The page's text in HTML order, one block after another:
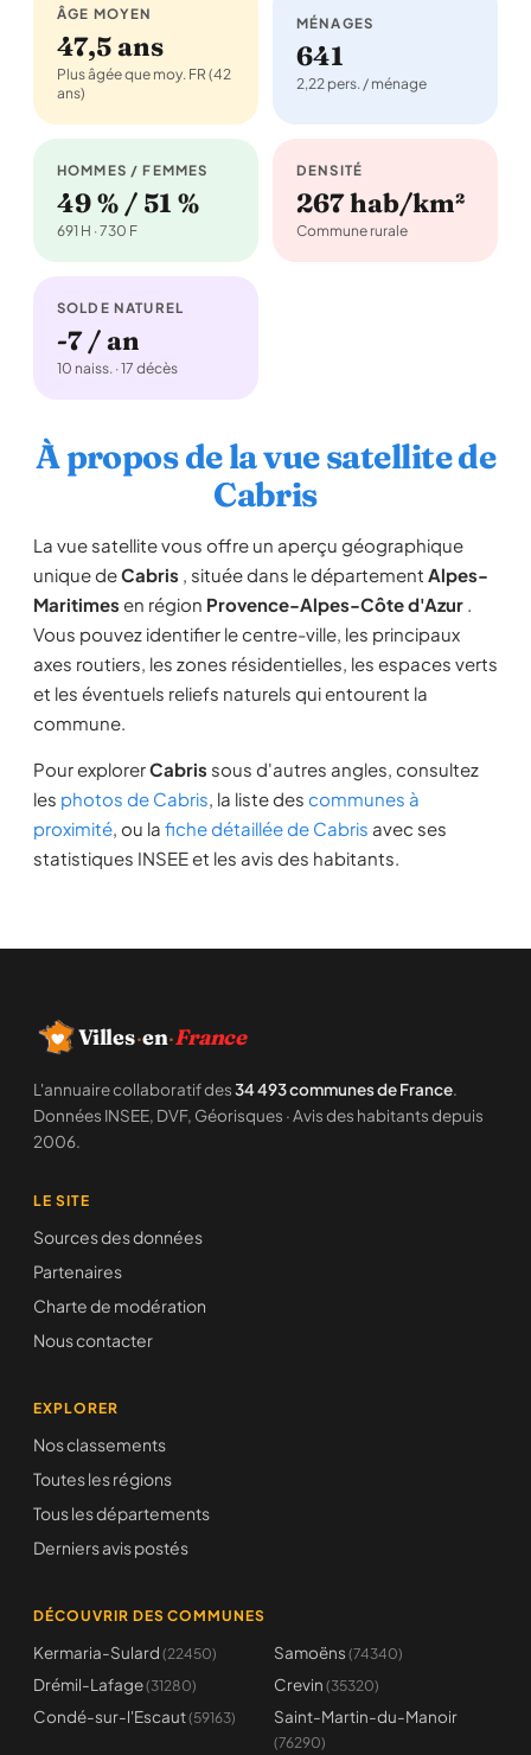
ÂGE MOYEN
47,5 ans
Plus âgée que moy. FR (42
ans)
MÉNAGES
641
2,22 pers. / ménage
HOMMES / FEMMES
49 % / 51 %
691 H · 730 F
DENSITÉ
267 hab/km²
Commune rurale
SOLDE NATUREL
-7 / an
10 naiss. · 17 décès
À propos de la vue satellite de
Cabris
La vue satellite vous offre un aperçu géographique
unique deCabris , située dans le département Alpes-
Maritimes en région Provence-Alpes-Côte d'Azur .
Vous pouvez identifier le centre-ville, les principaux
axes routiers, les zones résidentielles, les espaces verts
et les éventuels reliefs naturels qui entourent la
commune.
Pour explorerCabris sous d'autres angles, consultez
les photos de Cabris, la liste des communes à
proximité, ou la fiche détaillée de Cabris avec ses
statistiques INSEE et les avis des habitants.
Villes·en·France
L'annuaire collaboratif des34 493 communes de France.
Données INSEE, DVF, Géorisques · Avis des habitants depuis
2006.
LE SITE
Sources des données
Partenaires
Charte de modération
Nous contacter
EXPLORER
Nos classements
Toutes les régions
Tous les départements
Derniers avis postés
DÉCOUVRIR DES COMMUNES
Kermaria-Sulard (22450) Samoëns (74340)
Drémil-Lafage(31280) Crevin (35320)
Condé-sur-l'Escaut(59163) Saint-Martin-du-Manoir
(76290)